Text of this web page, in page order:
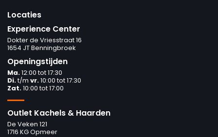
Locaties
Experience Center
Dokter de Vriesstraat 16
1654 JT Benningbroek
Openingstijden
Ma.12:00 tot 17:30
Di.t/m vr.10:00 tot 17:30
Zat.10:00 tot 17:00
Outlet Kachels & Haarden
De Veken 121
1716 KG Opmeer